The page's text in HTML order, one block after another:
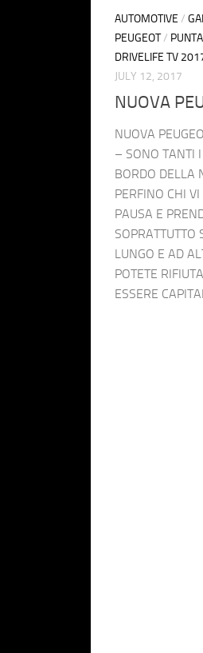
AUTOMOTIVE /
PEUGEOT/
DRIVELIFE TV
JULY 12, 2017
NUOVA
NUOVA
– SONO TANTI
BORDO DELLA
PERFINO CHI
PAUSA E
SOPRATTUTTO
LUNGO E AD
POTETE
ESSERE